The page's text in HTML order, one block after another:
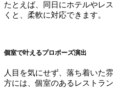
たとえば、同日にホテルやレ
くと、柔軟に対応できます。
個室で叶えるプロポーズ演出
人目を気にせず、落ち着いた
方には、個室のあるレストラ